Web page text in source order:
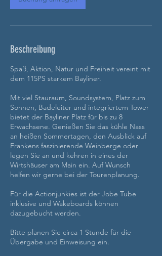
Beschreibung
Spaß, Aktion, Natur und Freiheit vereint mit
dem 115PS starkem Bayliner.
Mit viel Stauraum, Soundsystem, Platz zum
Sonnen, Badeleiter und integriertem Tower
bietet der Bayliner Platz für bis zu 8
Erwachsene. Genießen Sie das kühle Nass
an heißen Sommertagen, den Ausblick auf
Frankens faszinierende Weinberge oder
legen Sie an und kehren in eines der
Wirtshäuser am Main ein. Auf Wunsch
helfen wir gerne bei der Tourenplanung.
Für die Actionjunkies ist der Jobe Tube
inklusive und Wakeboards können
dazugebucht werden.
Bitte planen Sie circa 1 Stunde für die
Übergabe und Einweisung ein.